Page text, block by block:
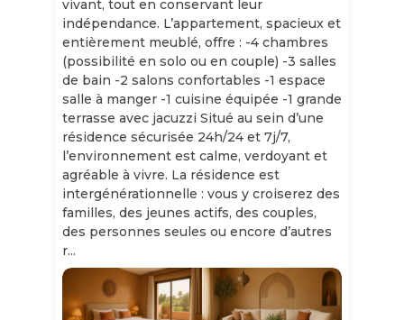
vivant, tout en conservant leur
indépendance. L’appartement, spacieux et
entièrement meublé, offre : -4 chambres
(possibilité en solo ou en couple) -3 salles
de bain -2 salons confortables -1 espace
salle à manger -1 cuisine équipée -1 grande
terrasse avec jacuzzi Situé au sein d’une
résidence sécurisée 24h/24 et 7j/7,
l’environnement est calme, verdoyant et
agréable à vivre. La résidence est
intergénérationnelle : vous y croiserez des
familles, des jeunes actifs, des couples,
des personnes seules ou encore d’autres
r...
Slide 1 of 11